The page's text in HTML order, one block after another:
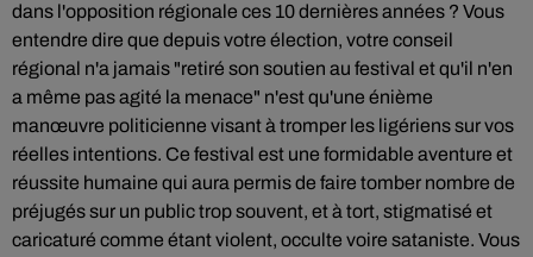
dans l'opposition régionale ces 10 dernières années ? Vous
entendre dire que depuis votre élection, votre conseil
régional n'a jamais "retiré son soutien au festival et qu'il n'en
a même pas agité la menace" n'est qu'une énième
manœuvre politicienne visant à tromper les ligériens sur vos
réelles intentions. Ce festival est une formidable aventure et
réussite humaine qui aura permis de faire tomber nombre de
préjugés sur un public trop souvent, et à tort, stigmatisé et
caricaturé comme étant violent, occulte voire sataniste. Vous